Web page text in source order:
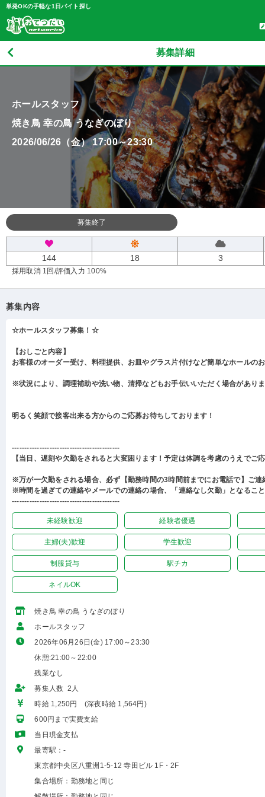
単発OKの手軽な1日バイト探し
募集詳細
ホールスタッフ
焼き鳥 幸の鳥 うなぎのぼり
2026/06/26（金） 17:00～23:30
募集終了
144 18 3
採用取消 1回 /評価入力 100%
募集内容
☆ホールスタッフ募集！☆
【おしごと内容】
お客様のオーダー受け、料理提供、お皿やグラス片付けなど簡単なホールの
※状況により、調理補助や洗い物、清掃などもお手伝いいただく場合があり
明るく笑顔で接客出来る方からのご応募お待ちしております！
-------------------------------------------
【当日、遅刻や欠勤をされると大変困ります！予定は体調を考慮のうえでご
※万が一欠勤をされる場合、必ず【勤務時間の3時間前までにお電話で】ご連
※時間を過ぎての連絡やメールでの連絡の場合、「連絡なし欠勤」となるこ
-------------------------------------------
未経験歓迎 経験者優遇
主婦(夫)歓迎 学生歓迎
制服貸与 駅チカ
ネイルOK
焼き鳥 幸の鳥 うなぎのぼり
ホールスタッフ
2026年06月26日(金) 17:00～23:30
休憩:21:00～22:00
残業なし
募集人数 2人
時給 1,250円 (深夜時給 1,564円)
600円まで実費支給
当日現金支払
最寄駅：-
東京都中央区八重洲1-5-12 寺田ビル 1F・2F
集合場所：勤務地と同じ